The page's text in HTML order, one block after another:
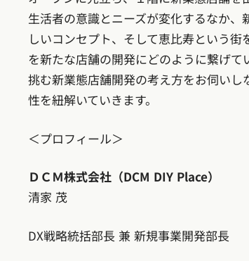
生活者の意識とニーズが変化するなか
しいコンセプト、そして恵比寿という
を新たな店舗の開発にどのように繋げ
挑む新業態店舗開発の考え方をお伺い
性を紐解いていきます。
＜プロフィール＞
ＤＣＭ株式会社（DCM DIY Place）
清家 茂
DX戦略統括部長 兼 新規事業開発部長